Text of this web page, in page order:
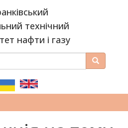
технічний
нафти і газу
Пошук